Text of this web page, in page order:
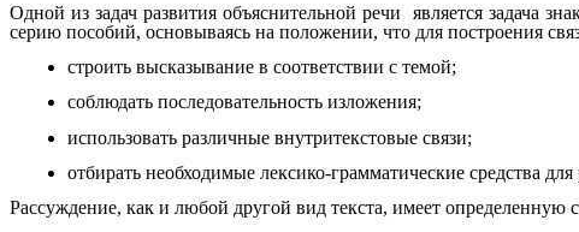
Одной из задач развития объяснительной речи является задача
серию пособий, основываясь на положении, что для построения
строить высказывание в соответствии с темой;
соблюдать последовательность изложения;
использовать различные внутритекстовые связи;
отбирать необходимые лексико-грамматические средства
Рассуждение, как и любой другой вид текста, имеет определенную